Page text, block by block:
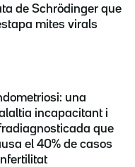
de Schrödinger que
mites virals
una
incapacitant i
que
el 40% de casos